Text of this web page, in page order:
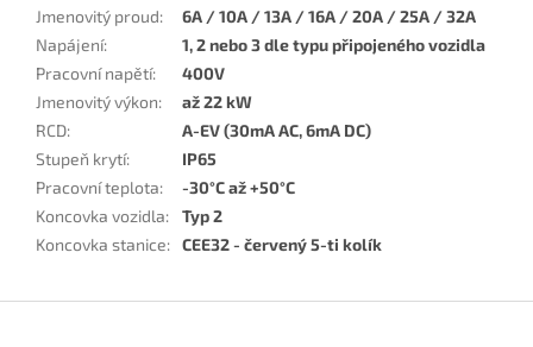
Jmenovitý proud:
6A / 10A / 13A / 16A / 20A / 25A / 32A
Napájení:
1, 2 nebo 3 dle typu připojeného vozidla
Pracovní napětí:
400V
Jmenovitý výkon:
až 22 kW
RCD:
A-EV (30mA AC, 6mA DC)
Stupeň krytí:
IP65
Pracovní teplota:
-30°C až +50°C
Koncovka vozidla:
Typ 2
Koncovka stanice: CEE32 - červený 5-ti kolík